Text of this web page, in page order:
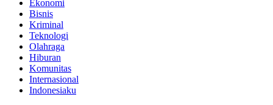
Ekonomi
Bisnis
Kriminal
Teknologi
Olahraga
Hiburan
Komunitas
Internasional
Indonesiaku